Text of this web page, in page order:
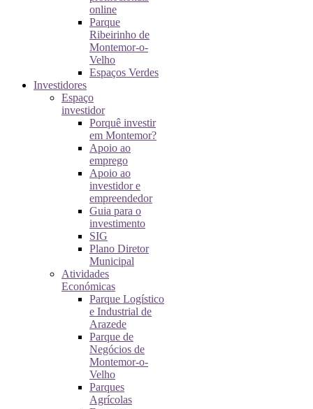
online
Parque
Ribeirinho de
Montemor-o-
Velho
Espaços Verdes
Investidores
Espaço
investidor
Porquê investir
em Montemor?
Apoio ao
emprego
Apoio ao
investidor e
empreendedor
Guia para o
investimento
SIG
Plano Diretor
Municipal
Atividades
Económicas
Parque Logístico
e Industrial de
Arazede
Parque de
Negócios de
Montemor-o-
Velho
Parques
Agrícolas